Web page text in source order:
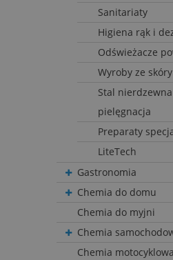
Sanitariaty
Higiena rąk i
Odświeżacze
Wyroby ze skóry
Stal
pielęgnacja
Preparaty
LiteTech
Gastronomia
Chemia do domu
Chemia do myjni
Chemia
Chemia motocyklowa